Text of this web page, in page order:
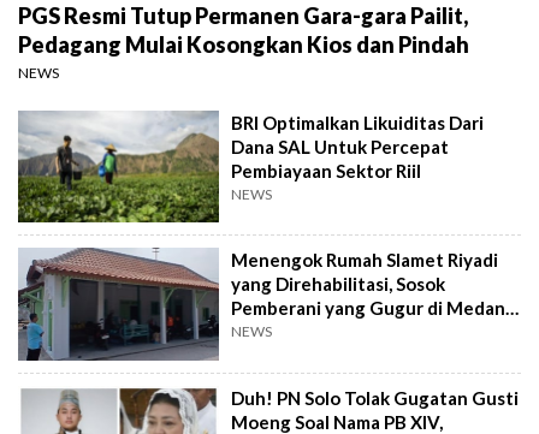
PGS Resmi Tutup Permanen Gara-gara Pailit,
Pedagang Mulai Kosongkan Kios dan Pindah
NEWS
BRI Optimalkan Likuiditas Dari
Dana SAL Untuk Percepat
Pembiayaan Sektor Riil
NEWS
Menengok Rumah Slamet Riyadi
yang Direhabilitasi, Sosok
Pemberani yang Gugur di Medan
Perang
NEWS
Duh! PN Solo Tolak Gugatan Gusti
Moeng Soal Nama PB XIV,